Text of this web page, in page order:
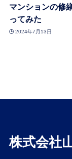
マンションの修
ってみた
2024年7月13日
株式会社